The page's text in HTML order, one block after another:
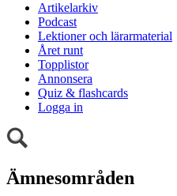
Artikelarkiv
Podcast
Lektioner och lärarmaterial
Året runt
Topplistor
Annonsera
Quiz & flashcards
Logga in
Ämnesområden